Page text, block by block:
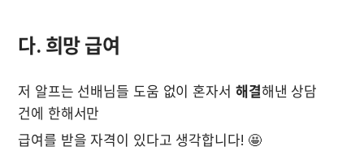
다. 희망 급여
저 알프는 선배님들 도움 없이 혼자서 해결해낸 상담
건에 한해서만
급여를 받을 자격이 있다고 생각합니다! 🤩